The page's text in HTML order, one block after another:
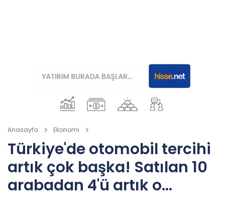
Anasayfa Ekonomi
Türkiye'de otomobil tercihi
artık çok başka! Satılan 10
arabadan 4'ü artık o...